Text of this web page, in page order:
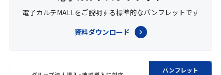
電子カルテMALLをご説明する標準的なパンフレットです
資料ダウンロード
パンフレット